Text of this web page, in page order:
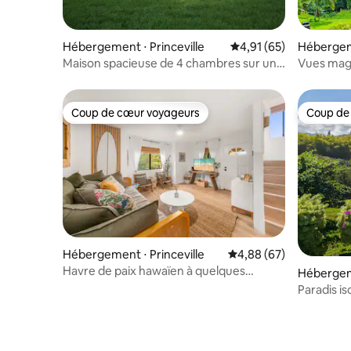
Hébergement ⋅ Princeville Évaluation moyenne
4,91 (65)
Maison spacieuse de 4 chambres sur un
vue
Vues
Coup de cœur voyageurs
Coup de cœur voyageurs
Hébergement ⋅ Princeville Évaluation moyenne
4,88 (67)
Havre de paix hawaïen à quelques
Coup
Coup
Paradis